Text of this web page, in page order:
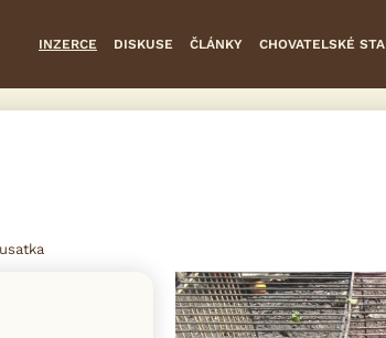
INZERCE DISKUSE ČLÁNKY CHOVATELSKÉ